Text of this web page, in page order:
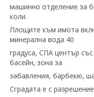
машинно отделение за
коли.
Площите към имота
минерална вода 40
градуса, СПА център
басейн, зона за
забавления, барбекю,
Сградата е с